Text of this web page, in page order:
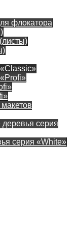
флокатора
деревья серия
серия «White»